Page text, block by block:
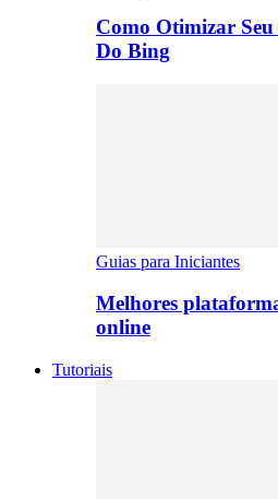
Como Otimizar Seu
Do Bing
Guias para Iniciantes
Melhores
online
Tutoriais